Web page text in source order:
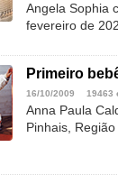
Angela Sophia
fevereiro de
Primeiro
16/10/2009 19463
Anna Paula
Pinhais,